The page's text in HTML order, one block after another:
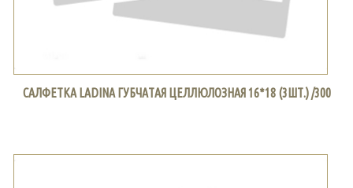
САЛФЕТКА LADINA ГУБЧАТАЯ ЦЕЛЛЮЛОЗНАЯ 16*18 (3ШТ.) /300